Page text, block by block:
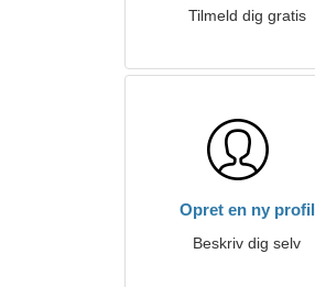
Tilmeld dig gratis
Opret en ny profil
Beskriv dig selv